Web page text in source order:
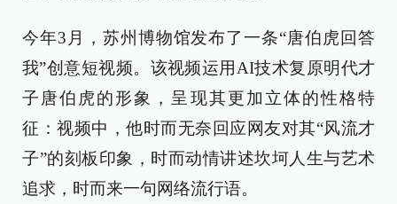
今年3月，苏州博物馆发布了一条“唐伯虎回答
我”创意短视频。该视频运用AI技术复原明代才
子唐伯虎的形象，呈现其更加立体的性格特
征：视频中，他时而无奈回应网友对其“风流才
子”的刻板印象，时而动情讲述坎坷人生与艺术
追求，时而来一句网络流行语。